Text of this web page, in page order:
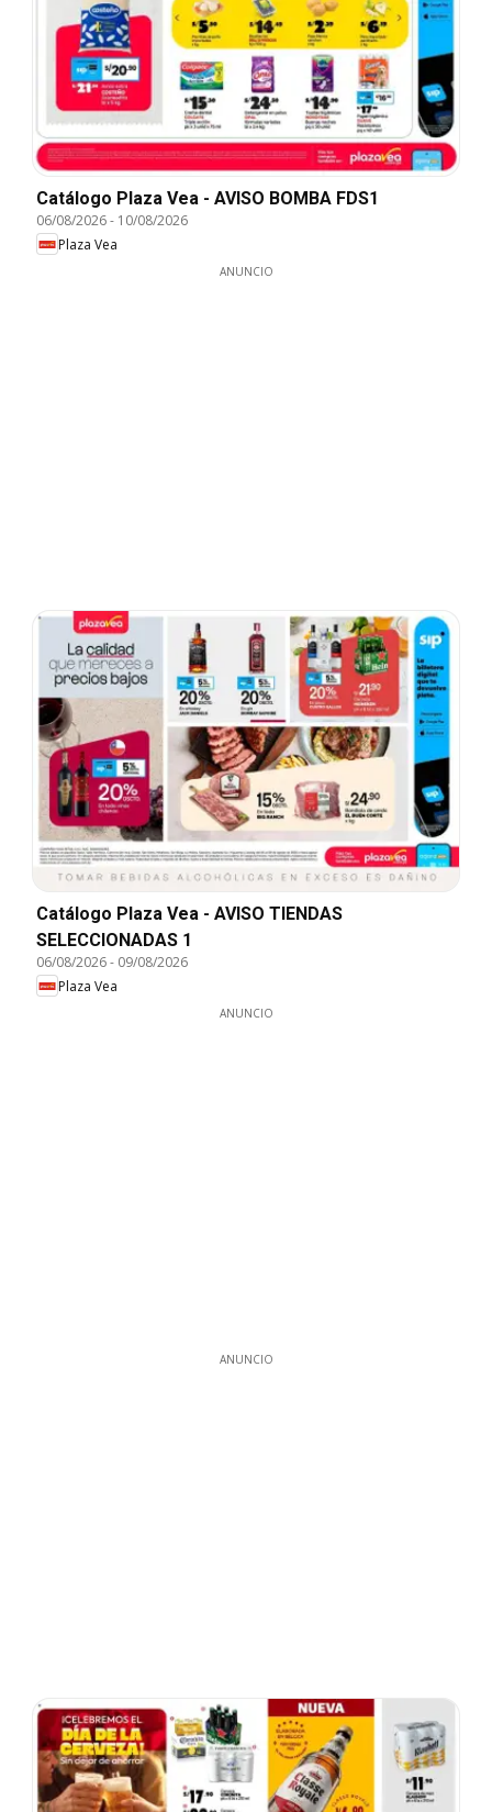
Catálogo Plaza Vea - AVISO BOMBA FDS1
06/08/2026- 10/08/2026
Plaza Vea
ANUNCIO
Catálogo Plaza Vea - AVISO TIENDAS
SELECCIONADAS 1
06/08/2026- 09/08/2026
Plaza Vea
ANUNCIO
ANUNCIO